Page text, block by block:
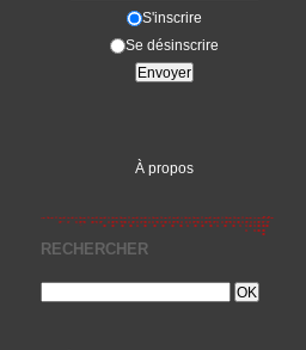
S'inscrire
Se désinscrire
À propos
RECHERCHER